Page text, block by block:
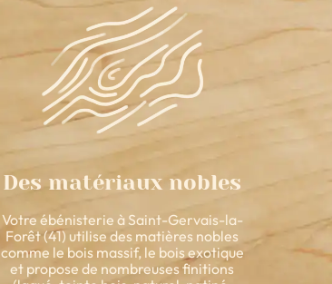
Des matériaux nobles
Votre ébénisterie à Saint-Gervais-la-
Forêt (41) utilise des matières nobles
comme le bois massif, le bois exotique
et propose de nombreuses finitions